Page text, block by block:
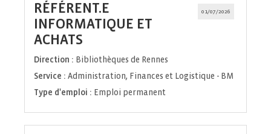
01/07/2026
RÉFÉRENT.E
INFORMATIQUE ET
ACHATS
fenêtre)
Direction : Bibliothèques de Rennes
Service : Administration, Finances et Logistique - BM
Type d'emploi : Emploi permanent